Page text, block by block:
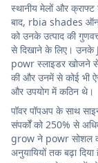
स्थानीय मेलों और
बाद, rbia shades
को उनके उत्पाद की
से दिखाने के लिए। उनके
powr स्लाइडर
की और उनमें से कोई भी
और उपयोग में कठिन थे।
पॉवर पॉपअप के साथ
संपर्कों को 250% से
grow ने powr सोशल
अनुयायियों तक बढ़ा